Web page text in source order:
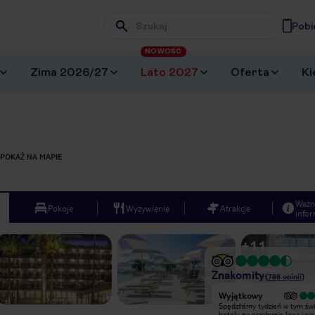
Wpisz frazę, której szukasz
Zima 2026/27 Lato 2027
NOWOŚĆ
Oferta
POKAŻ NA MAPIE
Pokoje Wyżywienie Atrakcje
+11
Znakomity(788 opinii)
Wyjątkowy
Polecam ten hotel ludziom , którzy
Wyjątkowy
Spędziliśmy tydzień w tym